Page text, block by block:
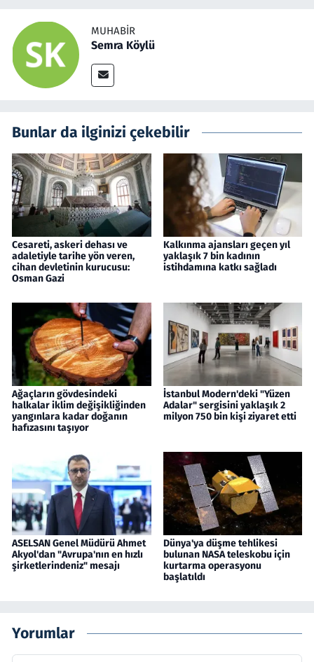
MUHABIR
Semra Köylü
Bunlar da ilginizi çekebilir
Cesareti, askeri dehası ve
adaletiyle tarihe yön veren,
cihan devletinin kurucusu:
Osman Gazi
Kalkınma ajansları geçen yıl
yaklaşık 7 bin kadının
istihdamına katkı sağladı
Ağaçların gövdesindeki
halkalar iklim değişikliğinden
yangınlara kadar doğanın
hafızasını taşıyor
İstanbul Modern'deki "Yüzen
Adalar" sergisini yaklaşık 2
milyon 750 bin kişi ziyaret etti
ASELSAN Genel Müdürü Ahmet
Akyol'dan "Avrupa'nın en hızlı
şirketlerindeniz" mesajı
Dünya'ya düşme tehlikesi
bulunan NASA teleskobu için
kurtarma operasyonu
başlatıldı
Yorumlar